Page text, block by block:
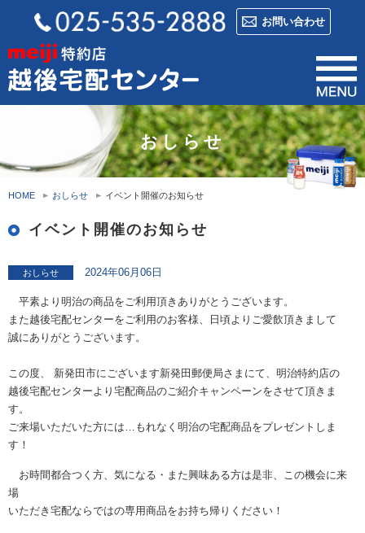
お問い合わせ
おしらせ
HOME おしらせ イベント開催のお知らせ
イベント開催のお知らせ
おしらせ 2024年06月06日
平素より明治の商品をご利用頂きありがとうございます。
また越後宅配センターをご利用のお客様、日頃よりご愛飲頂きまして
誠にありがとうございます。
この度、 新発田市にございます新発田郵便局さまにて、明治特約店の
越後宅配センターより宅配商品のご紹介キャンペーンをさせて頂きま
す。
ご来場いただいた方には…もれなく明治の宅配商品をプレゼントしま
す！
お時間都合つく方、気になる・また興味ある方は是非、この機会に来
場
いただき宅配ならではの専用商品をお持ち帰りください！